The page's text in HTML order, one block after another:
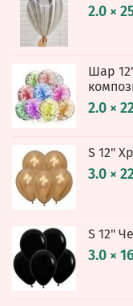
2.0 ×
Шар
2.0 ×
S 12"
3.0 ×
S 12"
3.0 ×